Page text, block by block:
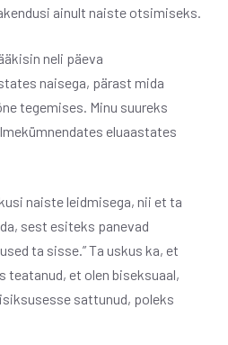
ainult naiste otsimiseks.
neli päeva
naisega, pärast mida
tegemises. Minu suureks
eluaastates
naiste leidmisega, nii et ta
sest esiteks panevad
ta sisse.” Ta uskus ka, et
teatanud, et olen biseksuaal,
sattunud, poleks